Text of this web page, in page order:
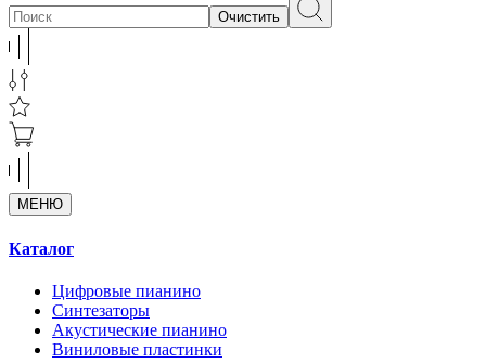
Очистить
МЕНЮ
Каталог
Цифровые пианино
Синтезаторы
Акустические пианино
Виниловые пластинки